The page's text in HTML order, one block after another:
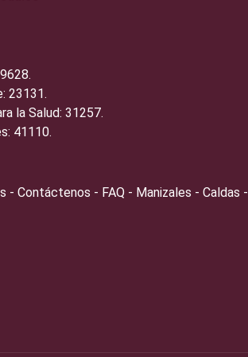
23131.
la Salud: 31257.
41110.
- Contáctenos - FAQ - Manizales - Caldas -